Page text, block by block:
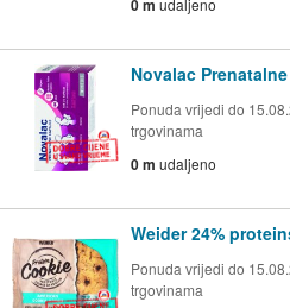
0 m udaljeno
Novalac
Ponuda vrijedi do
trgovinama
0 m udaljeno
Weider 24%
Ponuda vrijedi do
trgovinama